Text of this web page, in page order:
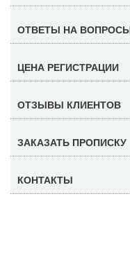
ОТВЕТЫ НА
ЦЕНА РЕГИСТРАЦИИ
ОТЗЫВЫ КЛИЕНТОВ
ЗАКАЗАТЬ ПРОПИСКУ
КОНТАКТЫ